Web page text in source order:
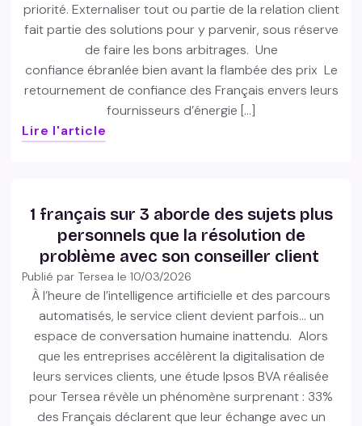
priorité. Externaliser tout ou partie de la relation client
fait partie des solutions pour y parvenir, sous réserve
de faire les bons arbitrages. Une
confiance ébranlée bien avant la flambée des prix Le
retournement de confiance des Français envers leurs
fournisseurs d’énergie […]
Lire l'article
1 français sur 3 aborde des sujets plus
personnels que la résolution de
problème avec son conseiller client
Publié par Tersea le10/03/2026
À l’heure de l’intelligence artificielle et des parcours
automatisés, le service client devient parfois… un
espace de conversation humaine inattendu. Alors
que les entreprises accélèrent la digitalisation de
leurs services clients, une étude Ipsos BVA réalisée
pour Tersea révèle un phénomène surprenant : 33%
des Français déclarent que leur échange avec un